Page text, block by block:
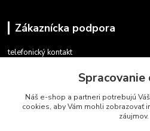
Zákaznícka podpora
telefonický kontakt
v pracovných dňoch 08.30 - 16.00
obchod@marketsk.sk
Spracovanie
Náš e-shop a partneri potrebujú Váš
cookies, aby Vám mohli zobrazovať
záujmov.